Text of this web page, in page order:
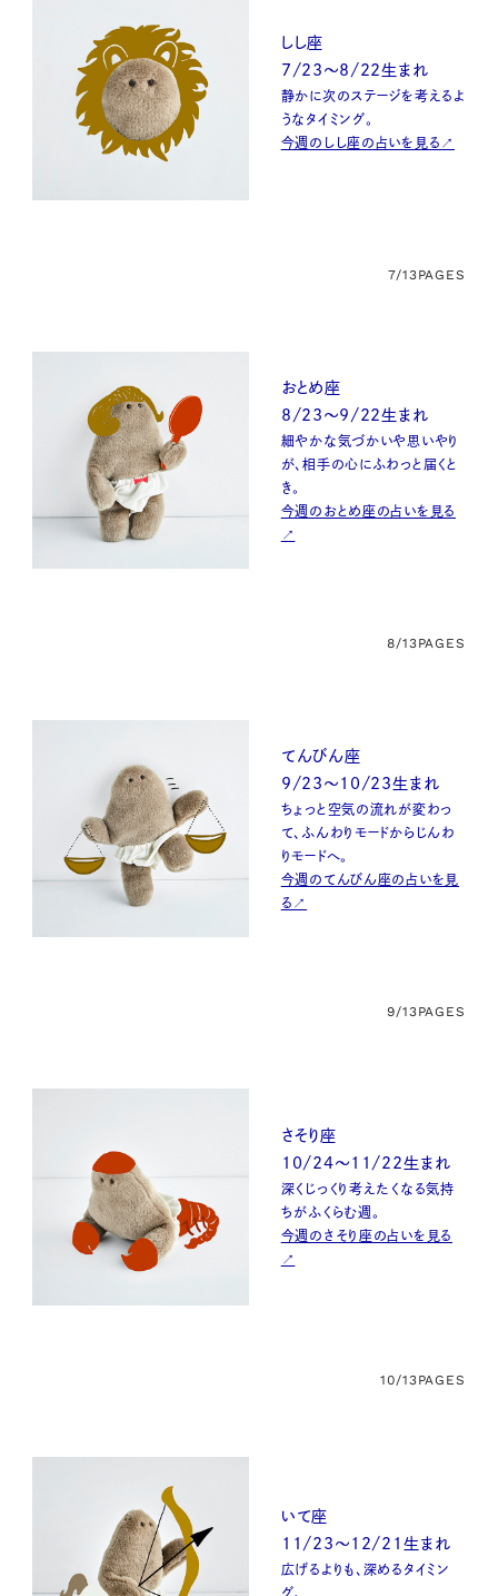
しし座
7/23〜8/22生まれ
静かに次のステージを考えるよ
うなタイミング。
今週のしし座の占いを見る↗
7/13PAGES
おとめ座
8/23〜9/22生まれ
細やかな気づかいや思いやり
が、相手の心にふわっと届くと
き。
今週のおとめ座の占いを見る
↗
8/13PAGES
てんびん座
9/23〜10/23生まれ
ちょっと空気の流れが変わっ
て、ふんわりモードからじんわ
りモードへ。
今週のてんびん座の占いを見
る↗
9/13PAGES
さそり座
10/24〜11/22生まれ
深くじっくり考えたくなる気持
ちがふくらむ週。
今週のさそり座の占いを見る
↗
10/13PAGES
いて座
11/23〜12/21生まれ
広げるよりも、深めるタイミン
グ。